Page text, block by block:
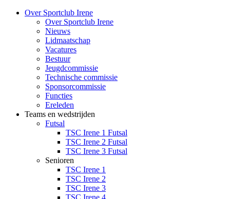
Over Sportclub Irene
Over Sportclub Irene
Nieuws
Lidmaatschap
Vacatures
Bestuur
Jeugdcommissie
Technische commissie
Sponsorcommissie
Functies
Ereleden
Teams en wedstrijden
Futsal
TSC Irene 1 Futsal
TSC Irene 2 Futsal
TSC Irene 3 Futsal
Senioren
TSC Irene 1
TSC Irene 2
TSC Irene 3
TSC Irene 4